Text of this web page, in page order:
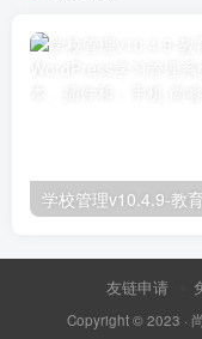
友链申请
Copyright © 2023 ·